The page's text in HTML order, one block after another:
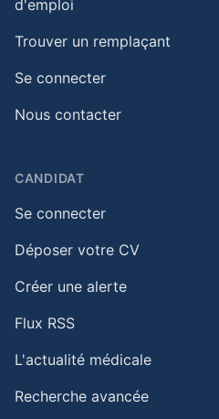
d'emploi
Trouver un remplaçant
Se connecter
Nous contacter
CANDIDAT
Se connecter
Déposer votre CV
Créer une alerte
Flux RSS
L'actualité médicale
Recherche avancée